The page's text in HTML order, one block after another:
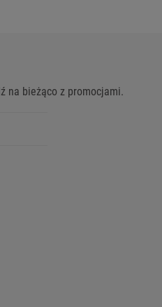
na bieżąco z promocjami.